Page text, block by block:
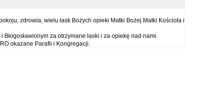
zdrowia, wielu łask Bożych opieki Matki Bożej Matki Kościoła i
za otrzymane łaski i za opiekę nad nami.
okazane Parafii i Kongregacji.